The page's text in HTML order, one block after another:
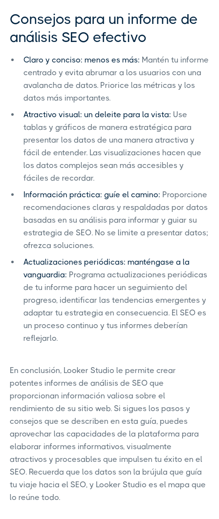
Consejos para un informe de
análisis SEO efectivo
Claro y conciso: menos es más: Mantén tu informe
centrado y evita abrumar a los usuarios con una
avalancha de datos. Priorice las métricas y los
datos más importantes.
Atractivo visual: un deleite para la vista: Use
tablas y gráficos de manera estratégica para
presentar los datos de una manera atractiva y
fácil de entender. Las visualizaciones hacen que
los datos complejos sean más accesibles y
fáciles de recordar.
Información práctica: guíe el camino: Proporcione
recomendaciones claras y respaldadas por datos
basadas en su análisis para informar y guiar su
estrategia de SEO. No se limite a presentar datos;
ofrezca soluciones.
Actualizaciones periódicas: manténgase a la
vanguardia: Programa actualizaciones periódicas
de tu informe para hacer un seguimiento del
progreso, identificar las tendencias emergentes y
adaptar tu estrategia en consecuencia. El SEO es
un proceso continuo y tus informes deberían
reflejarlo.
En conclusión, Looker Studio le permite crear
potentes informes de análisis de SEO que
proporcionan información valiosa sobre el
rendimiento de su sitio web. Si sigues los pasos y
consejos que se describen en esta guía, puedes
aprovechar las capacidades de la plataforma para
elaborar informes informativos, visualmente
atractivos y procesables que impulsen tu éxito en el
SEO. Recuerda que los datos son la brújula que guía
tu viaje hacia el SEO, y Looker Studio es el mapa que
lo reúne todo.